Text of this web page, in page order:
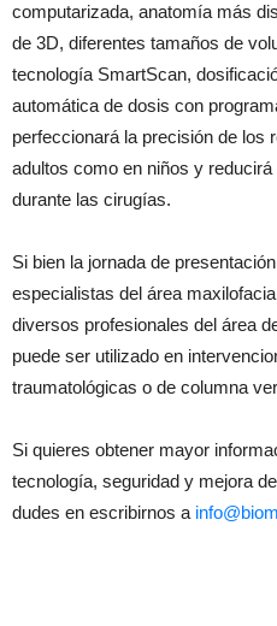
computarizada, anatomía más
de 3D, diferentes tamaños de
tecnología SmartScan,
automática de dosis con
perfeccionará la precisión de los
adultos como en niños y
durante las cirugías.
Si bien la jornada de
especialistas del área
diversos profesionales del área
puede ser utilizado en
traumatológicas o de columna
Si quieres obtener mayor
tecnología, seguridad y mejora
dudes en escribirnos a